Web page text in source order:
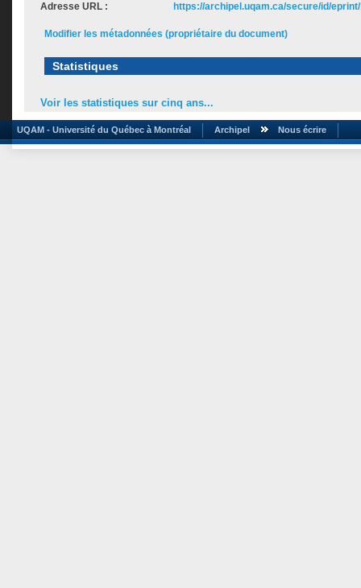
Adresse URL :
https://archipel.uqam.ca/secure/id/
Modifier les métadonnées (propriétaire du document)
Statistiques
Voir les statistiques sur cinq ans...
UQAM - Université du Québec à Montréal Archipel Nous écrire